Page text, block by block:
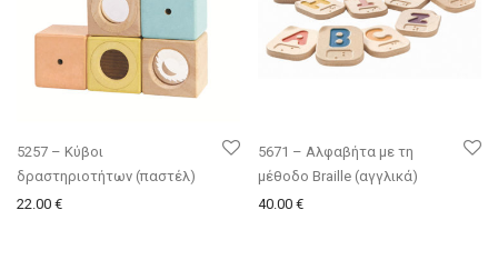
5257 – Κύβοι
δραστηριοτήτων (παστέλ)
22.00 €
5671 – Αλφαβήτα με τη
μέθοδο Braille (αγγλικά)
40.00 €